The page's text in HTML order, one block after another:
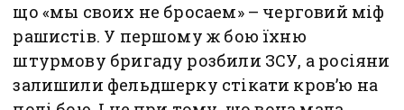
що «мы своих не бросаем» – черговий міф
рашистів. У першому ж бою їхню
штурмову бригаду розбили ЗСУ, а росіяни
залишили фельдшерку стікати кров’ю на